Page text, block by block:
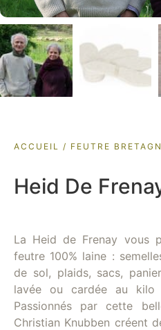
ACCUEIL / FEUTRE
Heid De
La Heid de Frenay vous
feutre 100% laine :
de sol, plaids, sacs,
lavée ou cardée au
Passionnés par cette
Christian Knubben créent